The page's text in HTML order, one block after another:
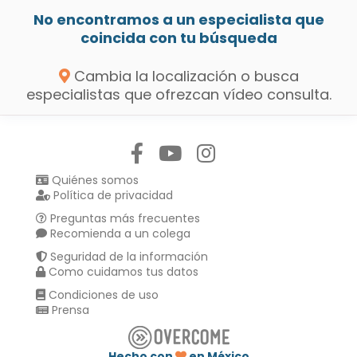
No encontramos a un especialista que
coincida con tu búsqueda
Cambia la localización o busca
especialistas que ofrezcan vídeo consulta.
Quiénes somos
Política de privacidad
Preguntas más frecuentes
Recomienda a un colega
Seguridad de la información
Como cuidamos tus datos
Condiciones de uso
Prensa